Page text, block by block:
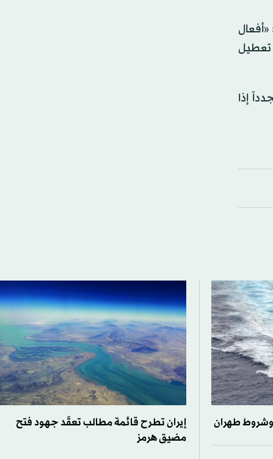
تعطيل
إذا
وشروط طهران
إيران تطرح قائمة مطالب تعقّد جهود فتح
مضيق هرمز